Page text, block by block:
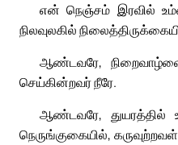
என் நெஞ்சம் இரவில்
நிலவுலகில்
ஆண்டவரே,
செய்கின்றவர் நீரே.
ஆண்டவரே, துயரத்தில்
நெருங்குகையில்,